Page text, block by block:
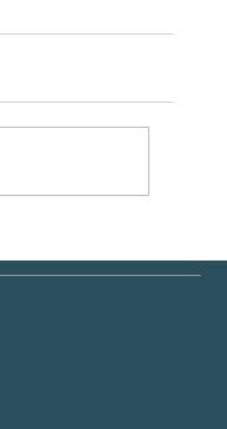
MenACWY